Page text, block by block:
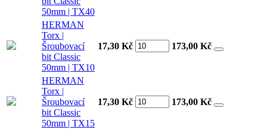
50mm | TX40
HERMAN
Torx |
Šroubovací
bit Classic
50mm | TX10
17,30 Kč 173,00 Kč
HERMAN
Torx |
Šroubovací
bit Classic
50mm | TX15
17,30 Kč 173,00 Kč